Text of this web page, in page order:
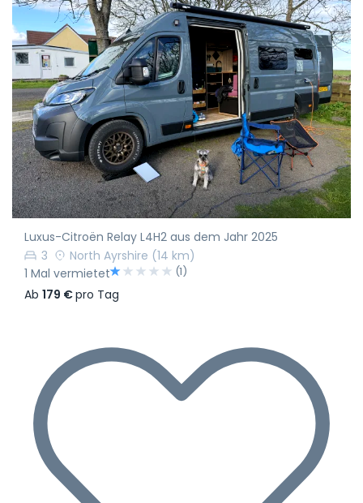
Luxus-Citroën Relay L4H2 aus dem Jahr 2025
3
North Ayrshire (14 km)
1 Mal vermietet
(1)
Ab 179 €pro Tag